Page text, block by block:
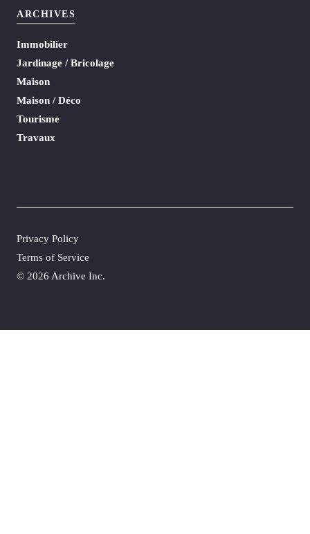
ARCHIVES
Immobilier
Jardinage / Bricolage
Maison
Maison / Déco
Tourisme
Travaux
© 2026 Archive Inc.
Privacy Policy
Terms of Service